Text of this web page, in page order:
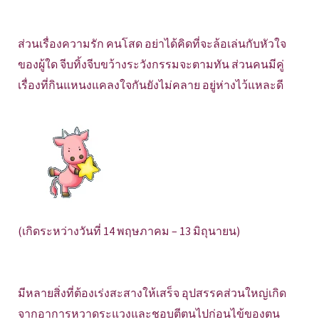
ส่วนเรื่องความรัก คนโสด อย่าได้คิดที่จะล้อเล่นกับหัวใจ
ของผู้ใด จีบทิ้งจีบขว้างระวังกรรมจะตามทัน ส่วนคนมีคู่
เรื่องที่กินแหนงแคลงใจกันยังไม่คลาย อยู่ห่างไว้แหละดี
(เกิดระหว่างวันที่ 14 พฤษภาคม – 13 มิถุนายน)
มีหลายสิ่งที่ต้องเร่งสะสางให้เสร็จ อุปสรรคส่วนใหญ่เกิด
จากอาการหวาดระแวงและชอบตีตนไปก่อนไข้ของตน